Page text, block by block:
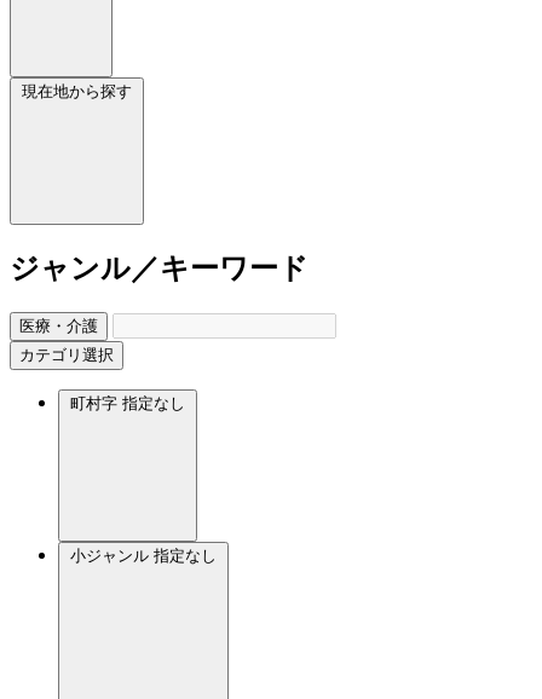
現在地から探す
ジャンル／キーワード
医療・介護
カテゴリ選択
町村字 指定なし
小ジャンル 指定なし